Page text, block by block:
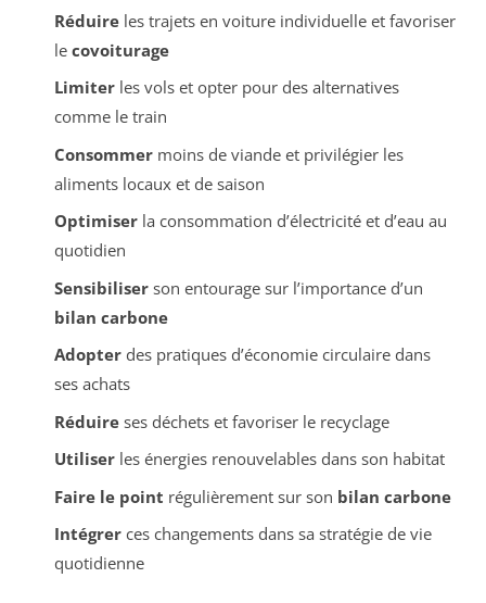
Réduireles trajets en voiture individuelle et favoriser
le covoiturage
Limiterles vols et opter pour des alternatives
comme le train
Consommermoins de viande et privilégier les
aliments locaux et de saison
Optimiserla consommation d’électricité et d’eau au
quotidien
Sensibiliserson entourage sur l’importance d’un
bilan carbone
Adopterdes pratiques d’économie circulaire dans
ses achats
Réduireses déchets et favoriser le recyclage
Utiliserles énergies renouvelables dans son habitat
Faire le point régulièrement sur son bilan carbone
Intégrerces changements dans sa stratégie de vie
quotidienne